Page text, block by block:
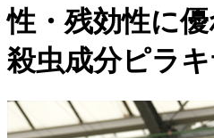
性・残効性に
殺虫成分ピラ